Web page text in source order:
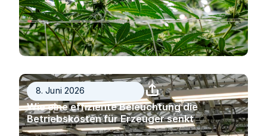
8. Juni 2026
Wie eine effiziente Beleuchtung die
Betriebskosten für Erzeuger senkt